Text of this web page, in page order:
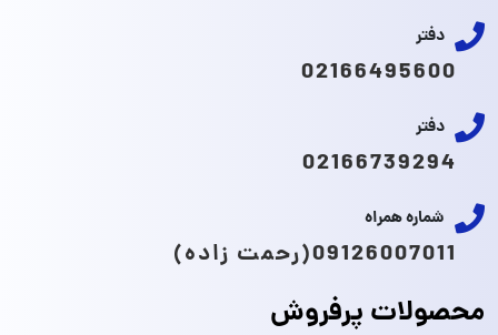
دفتر
02166495600
دفتر
02166739294
شماره همراه
09126007011(رحمت زاده)
محصولات پرفروش